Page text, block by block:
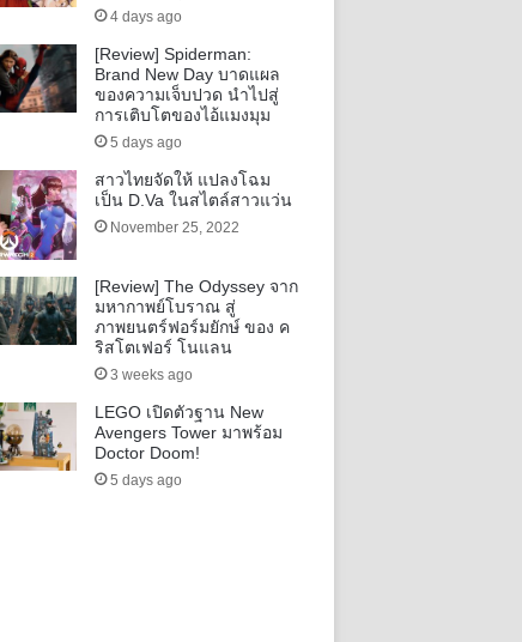
4 days ago
[Review] Spiderman:
Brand New Day บาดแผล
ของความเจ็บปวด นำไปสู่
การเติบโตของไอ้แมงมุม
5 days ago
สาวไทยจัดให้ แปลงโฉม
เป็น D.Va ในสไตล์สาวแว่น
November 25, 2022
[Review] The Odyssey จาก
มหากาพย์โบราณ สู่
ภาพยนตร์ฟอร์มยักษ์ ของ ค
ริสโตเฟอร์ โนแลน
3 weeks ago
LEGO เปิดตัวฐาน New
Avengers Tower มาพร้อม
Doctor Doom!
5 days ago